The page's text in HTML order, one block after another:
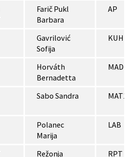
Farič Pukl
Barbara
AP
Gavrilović
Sofija
KUH
Horváth
Bernadetta
MAD1
Sabo Sandra MAT1
Polanec
Marija
LAB
Režonja
RPT